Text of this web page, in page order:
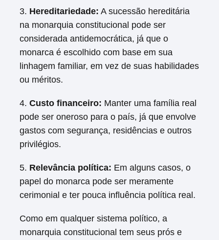
3. Hereditariedade: A sucessão hereditária
na monarquia constitucional pode ser
considerada antidemocrática, já que o
monarca é escolhido com base em sua
linhagem familiar, em vez de suas habilidades
ou méritos.
4. Custo financeiro: Manter uma família real
pode ser oneroso para o país, já que envolve
gastos com segurança, residências e outros
privilégios.
5. Relevância política: Em alguns casos, o
papel do monarca pode ser meramente
cerimonial e ter pouca influência política real.
Como em qualquer sistema político, a
monarquia constitucional tem seus prós e